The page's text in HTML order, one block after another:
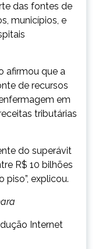
das fontes de
municípios, e
afirmou que a
de recursos
em
tributárias
do superávit
R$ 10 bilhões
piso”, explicou.
Internet